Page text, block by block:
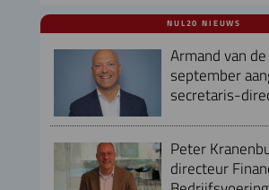
NUL20 NIEUWS
Armand van
september
secretaris-
Peter
directeur